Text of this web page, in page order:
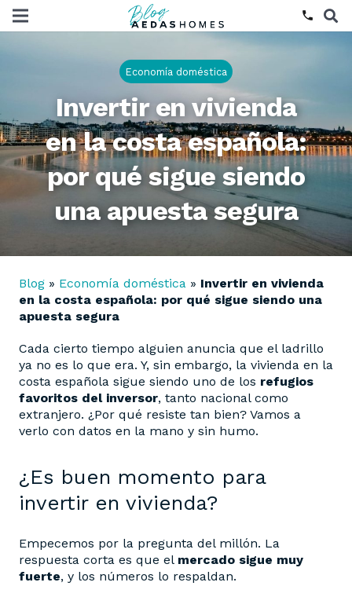
phone
Economía doméstica
Invertir en vivienda
en la costa española:
por qué sigue siendo
una apuesta segura
Blog » Economía doméstica » Invertir en vivienda
en la costa española: por qué sigue siendo una
apuesta segura
Cada cierto tiempo alguien anuncia que el ladrillo
ya no es lo que era. Y, sin embargo, la vivienda en la
costa española sigue siendo uno de los refugios
favoritos del inversor, tanto nacional como
extranjero. ¿Por qué resiste tan bien? Vamos a
verlo con datos en la mano y sin humo.
¿Es buen momento para
invertir en vivienda?
Empecemos por la pregunta del millón. La
respuesta corta es que el mercado sigue muy
fuerte, y los números lo respaldan.